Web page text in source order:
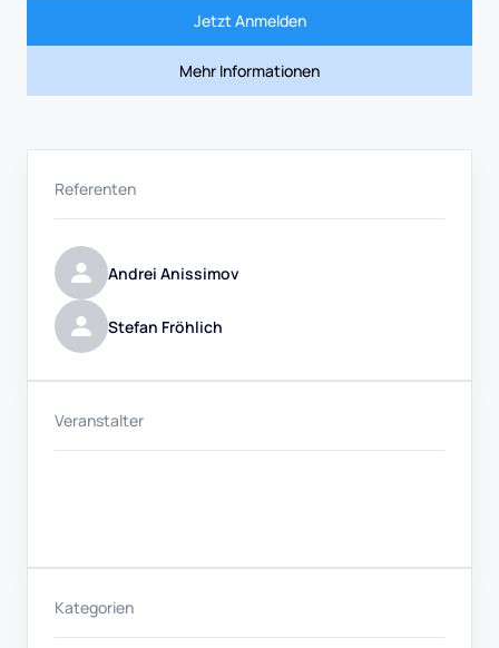
Jetzt Anmelden
Mehr Informationen
Referenten
Andrei Anissimov
Stefan Fröhlich
Veranstalter
Kategorien